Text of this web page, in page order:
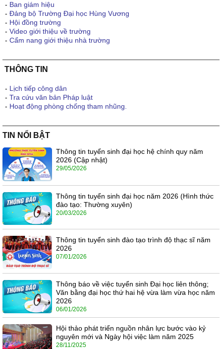
- Ban giám hiệu
- Đảng bộ Trường Đại học Hùng Vương
- Hội đồng trường
- Video giới thiệu về trường
- Cẩm nang giới thiệu nhà trường
THÔNG TIN
- Lịch tiếp công dân
- Tra cứu văn bản Pháp luật
- Hoạt động phòng chống tham nhũng.
TIN NỔI BẬT
Thông tin tuyển sinh đại học hệ chính quy năm
2026 (Cập nhật)
29/05/2026
Thông tin tuyển sinh đại học năm 2026 (Hình thức
đào tạo: Thường xuyên)
20/03/2026
Thông tin tuyển sinh đào tạo trình độ thạc sĩ năm
2026
07/01/2026
Thông báo về việc tuyển sinh Đại học liên thông;
Văn bằng đại học thứ hai hệ vừa làm vừa học năm
2026
06/01/2026
Hội thảo phát triển nguồn nhân lực bước vào kỷ
nguyên mới và Ngày hội việc làm năm 2025
28/11/2025